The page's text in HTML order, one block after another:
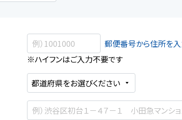
郵便番号から住所を
※ハイフンはご入力不要です